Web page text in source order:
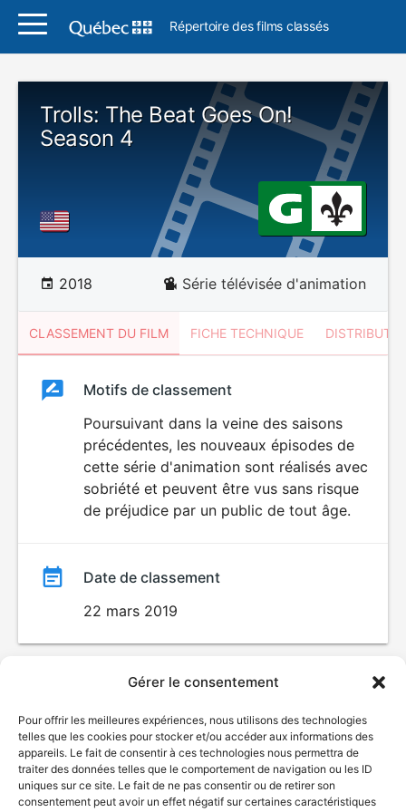
Gérer le consentement
Pour offrir les meilleures expériences, nous utilisons des technologies
telles que les cookies pour stocker et/ou accéder aux informations des
appareils. Le fait de consentir à ces technologies nous permettra de
traiter des données telles que le comportement de navigation ou les ID
uniques sur ce site. Le fait de ne pas consentir ou de retirer son
consentement peut avoir un effet négatif sur certaines caractéristiques
Répertoire des films classés
Trolls: The Beat Goes On!
Season 4
2018 Série télévisée d'animation
CLASSEMENT DU FILM FICHE TECHNIQUE
ClassementClassement
Motifs de classement
Poursuivant dans la veine des saisons
précédentes, les nouveaux épisodes de
cette série d'animation sont réalisés avec
sobriété et peuvent être vus sans risque
de préjudice par un public de tout âge.
Date de classement
22 mars 2019